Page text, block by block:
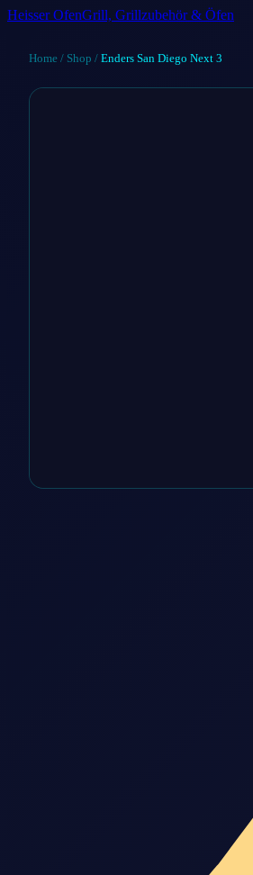
Heisser OfenGrill, Grillzubehör & Öfen
Home / Shop / Enders San Diego Next 3